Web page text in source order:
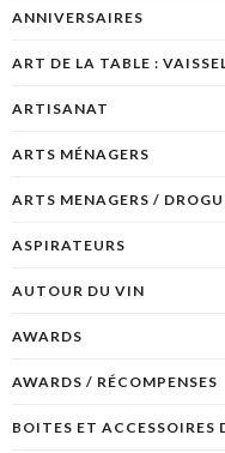
ANNIVERSAIRES
ART DE LA TABLE :
ARTISANAT
ARTS MÉNAGERS
ARTS MENAGERS /
ASPIRATEURS
AUTOUR DU VIN
AWARDS
AWARDS / RÉCOMPENSES
BOITES ET ACCESSOIRES